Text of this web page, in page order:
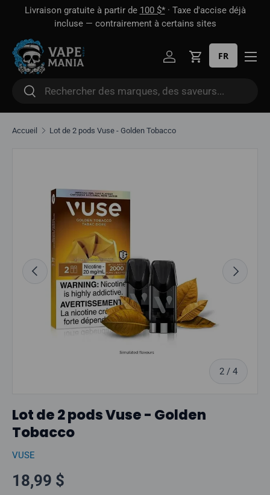
Aller directement au contenu
Livraison gratuite à partir de 100 $*· Taxe d'accise déjà
incluse — contrairement à certains sites
Rechercher
Rechercher
Se connecter
Panier
FR
Accueil Lot de 2 pods Vuse - Golden Tobacco
Précédent
2 / sur
4
Suivant
Lot de 2 pods Vuse - Golden
Tobacco
VUSE
Prix normal
18,99 $